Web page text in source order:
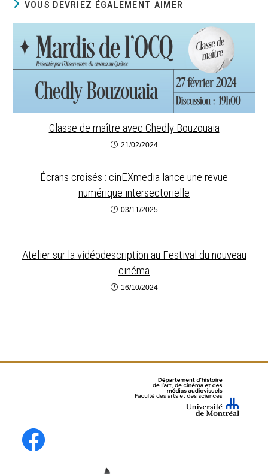
VOUS DEVRIEZ ÉGALEMENT AIMER
Classe de maître avec Chedly Bouzouaia
21/02/2024
Écrans croisés : cinEXmedia lance une revue
numérique intersectorielle
03/11/2025
Atelier sur la vidéodescription au Festival du nouveau
cinéma
16/10/2024